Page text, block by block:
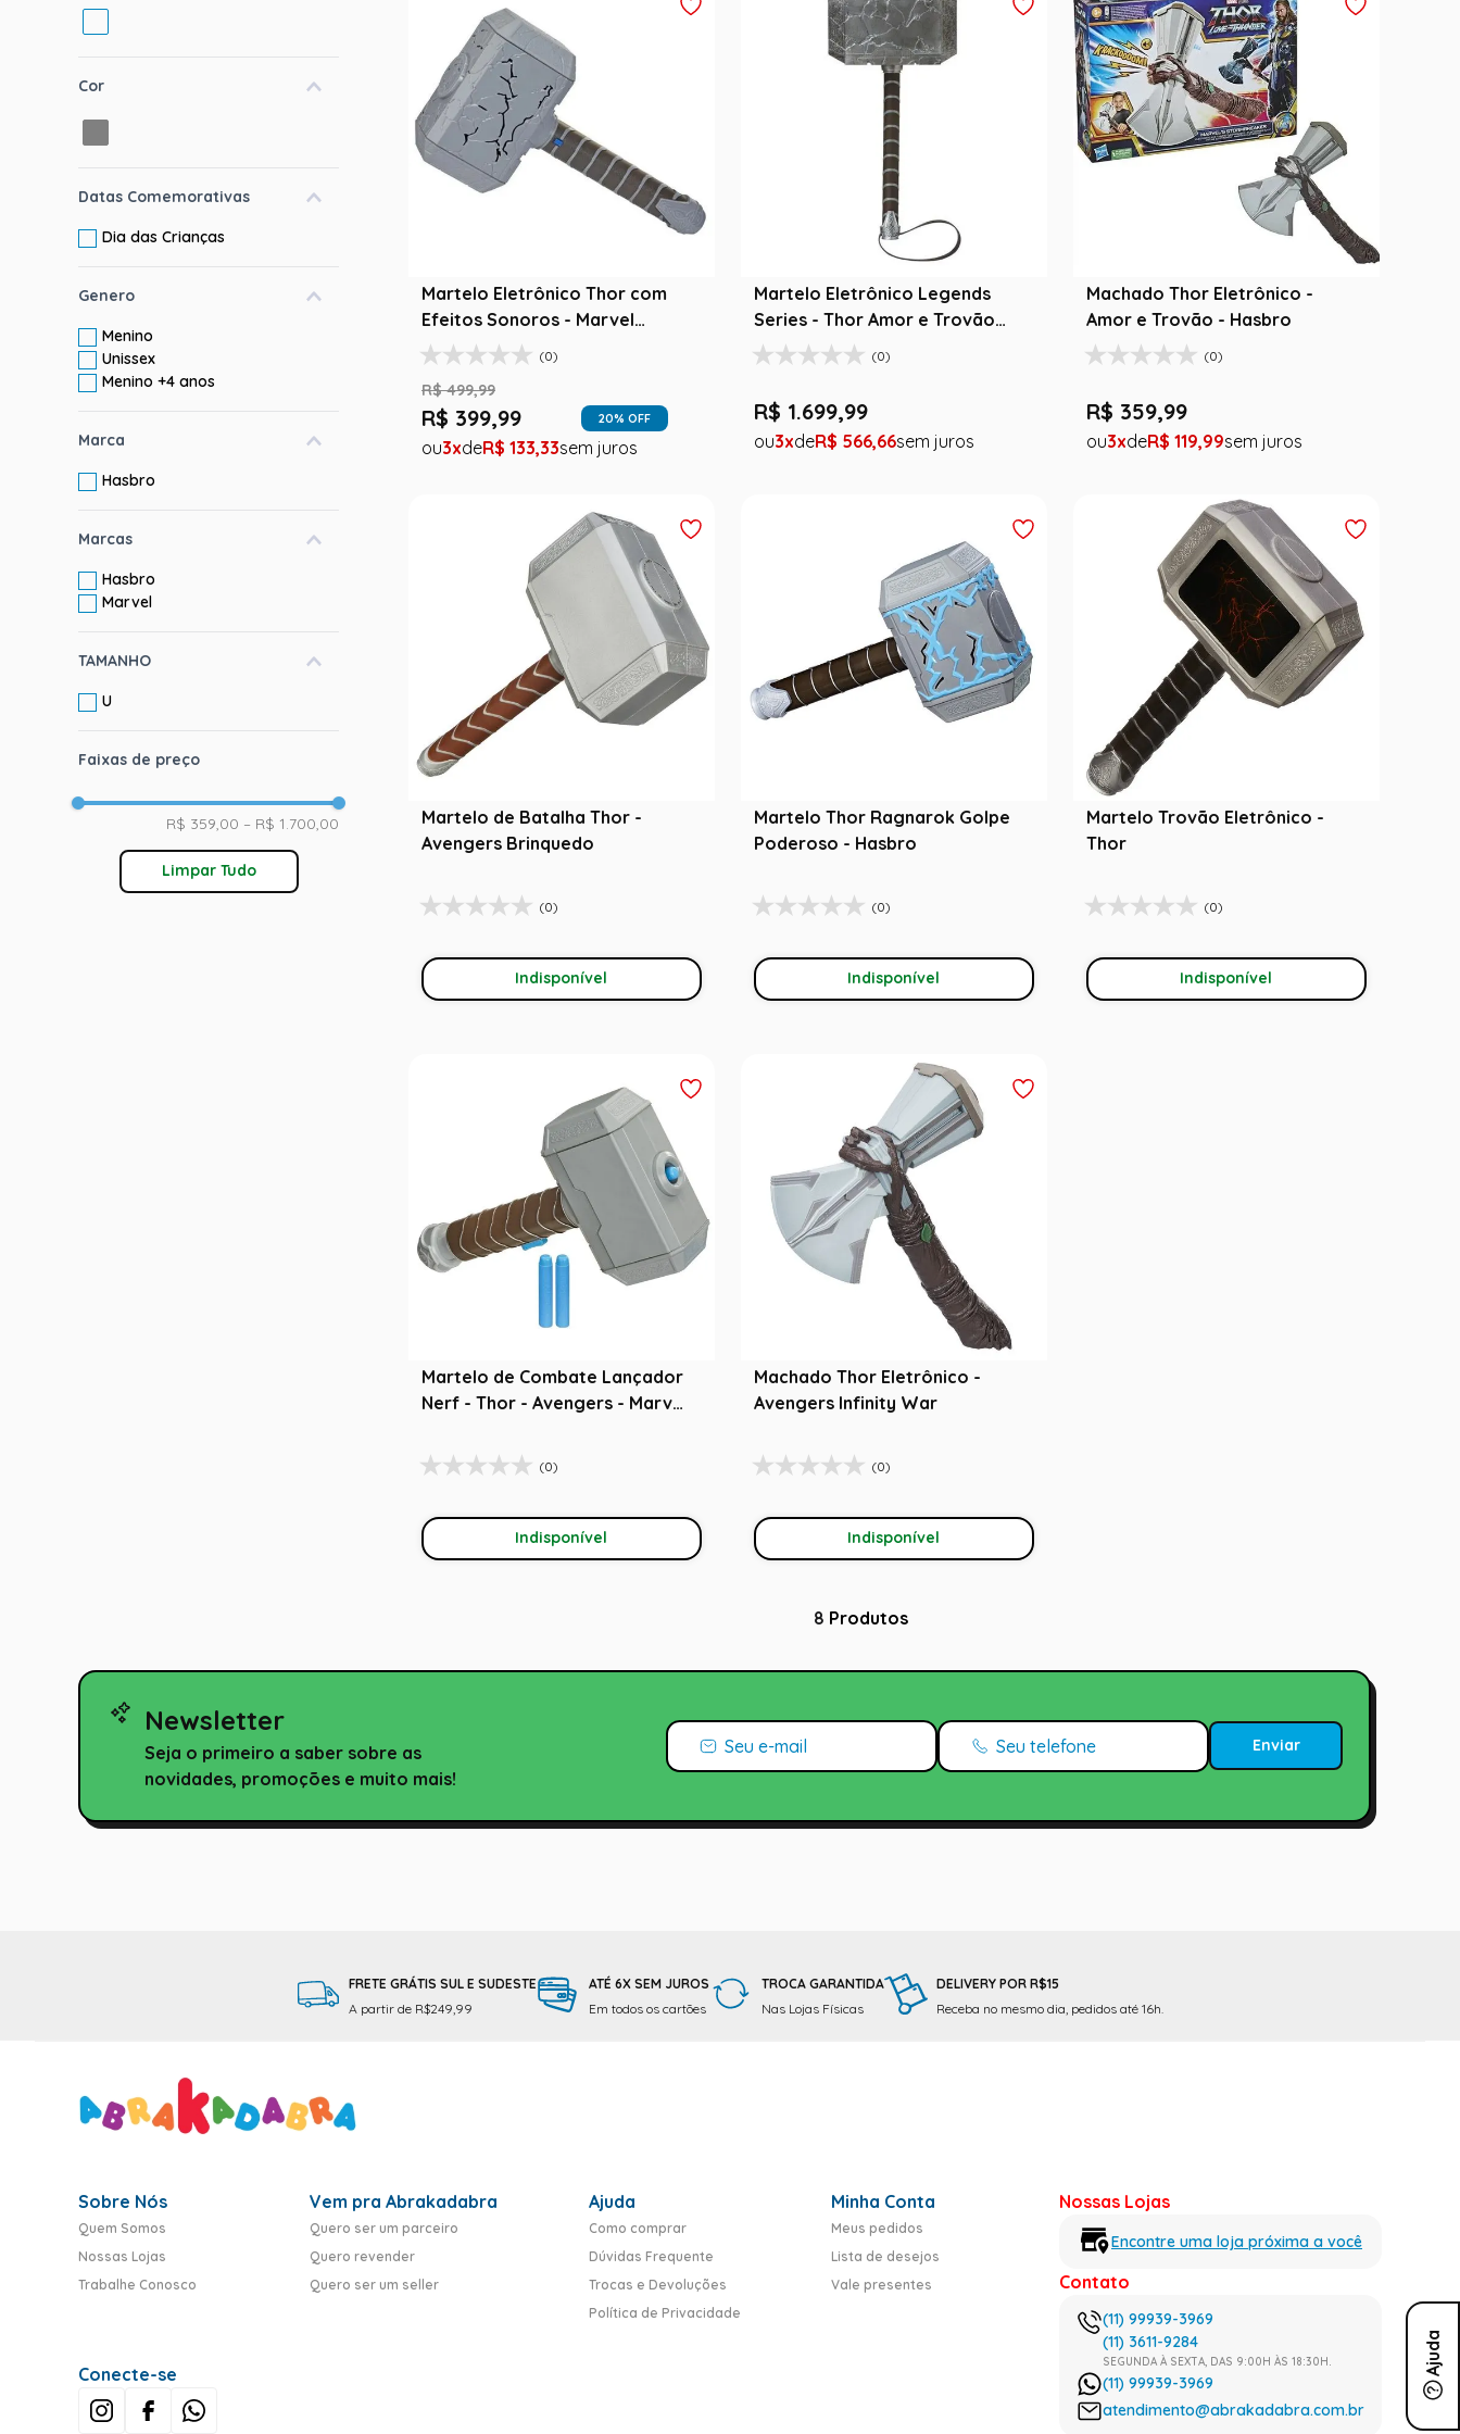
Cor
Datas Comemorativas
Dia das Crianças
Genero
Menino
Unissex
Menino +4 anos
Marca
Hasbro
Marcas
Hasbro
Marvel
TAMANHO
U
Faixas de preço
R$ 359,00 – R$ 1.700,00
Limpar Tudo
Martelo Eletrônico Thor com
Efeitos Sonoros - Marvel
Colecionadores(0)
R$ 499,99
R$ 399,99 20% OFF
3 R$ 133,33
Martelo Eletrônico Legends
Series - Thor Amor e Trovão
Colecionadores(0)
R$ 1.699,99
3 R$ 566,66
Machado Thor Eletrônico -
Amor e Trovão - Hasbro
(0)
R$ 359,99
3 R$ 119,99
Martelo de Batalha Thor -
Avengers Brinquedo
(0)
Indisponível
Martelo Thor Ragnarok Golpe
Poderoso - Hasbro
(0)
Indisponível
Martelo Trovão Eletrônico -
Thor
(0)
Indisponível
Martelo de Combate Lançador
Nerf - Thor - Avengers - Marvel
(0)
Indisponível
Machado Thor Eletrônico -
Avengers Infinity War
(0)
Indisponível
8 Produtos
Newsletter
Seja o primeiro a saber sobre as
novidades, promoções e muito mais!
Enviar
Ajuda
FRETE GRÁTIS SUL E SUDESTE
A partir de R$249,99
ATÉ 6X SEM JUROS
Em todos os cartões
TROCA GARANTIDA
Nas Lojas Físicas
DELIVERY POR R$15
Receba no mesmo dia, pedidos até 16h.
Sobre Nós
Quem Somos
Nossas Lojas
Trabalhe Conosco
Conecte-se
Vem pra Abrakadabra
Quero ser um parceiro
Quero revender
Quero ser um seller
Ajuda
Como comprar
Dúvidas Frequente
Trocas e Devoluções
Política de Privacidade
Minha Conta
Meus pedidos
Lista de desejos
Vale presentes
Nossas Lojas
Encontre uma loja próxima a você
Contato
(11) 99939-3969
(11) 3611-9284
SEGUNDA À SEXTA, DAS 9:00H ÀS 18:30H.
(11) 99939-3969
atendimento@abrakadabra.com.br